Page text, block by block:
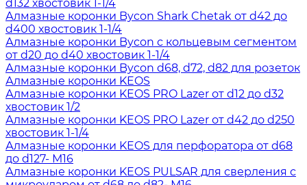
d132 хвостовик 1-1/4
Алмазные коронки Bycon Shark Chetak от d42 до
d400 хвостовик 1-1/4
Алмазные коронки Bycon с кольцевым сегментом
от d20 до d40 хвостовик 1-1/4
Алмазные коронки Bycon d68, d72, d82 для розеток
Алмазные коронки KEOS
Алмазные коронки KEOS PRO Lazer от d12 до d32
хвостовик 1/2
Алмазные коронки KEOS PRO Lazer от d42 до d250
хвостовик 1-1/4
Алмазные коронки KEOS для перфоратора от d68
до d127- М16
Алмазные коронки KEOS PULSAR для сверления с